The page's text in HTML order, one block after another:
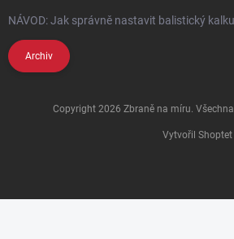
NÁVOD: Jak správně nastavit balistický
Archiv
Vytvořil Shoptet
Copyright 2026 Zbraně na míru.